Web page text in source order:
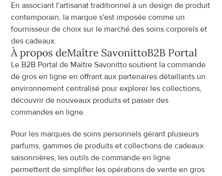
En associant l'artisanat traditionnel à un design de produit
contemporain, la marque s'est imposée comme un
fournisseur de choix sur le marché des soins corporels et
des cadeaux.
À propos deMaître SavonittoB2B Portal
Le B2B Portal de Maître Savonitto soutient la commande
de gros en ligne en offrant aux partenaires détaillants un
environnement centralisé pour explorer les collections,
découvrir de nouveaux produits et passer des
commandes en ligne.
Pour les marques de soins personnels gérant plusieurs
parfums, gammes de produits et collections de cadeaux
saisonnières, les outils de commande en ligne
permettent de simplifier les opérations de vente en gros